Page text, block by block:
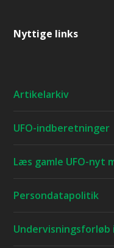
Nyttige links
Artikelarkiv
UFO-indberetninger
Læs gamle UFO-nyt
Persondatapolitik
Undervisningsforløb